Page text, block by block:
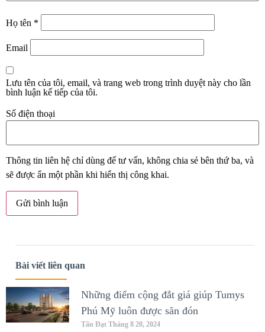
Họ tên *
Email
Lưu tên của tôi, email, và trang web trong trình duyệt này cho lần
bình luận kế tiếp của tôi.
Số điện thoại
Thông tin liên hệ chỉ dùng để tư vấn, không chia sẻ bên thứ ba, và
sẽ được ẩn một phần khi hiển thị công khai.
Bài viết liên quan
Những điểm cộng đắt giá giúp Tumys
Phú Mỹ luôn được săn đón
Tấn Đạt Tháng 8 20, 2024